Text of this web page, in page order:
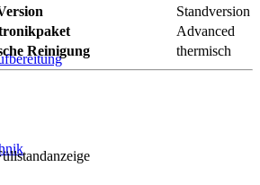
Standversion
Advanced
Reinigung
thermisch